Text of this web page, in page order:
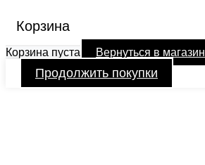
Корзина
Корзина пуста Вернуться в магазин
Продолжить покупки